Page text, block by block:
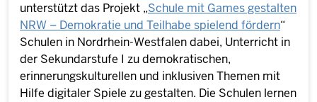
unterstützt das Projekt „Schule mit Games gestalten
NRW – Demokratie und Teilhabe spielend fördern“
Schulen in Nordrhein-Westfalen dabei, Unterricht in
der Sekundarstufe I zu demokratischen,
erinnerungskulturellen und inklusiven Themen mit
Hilfe digitaler Spiele zu gestalten. Die Schulen lernen